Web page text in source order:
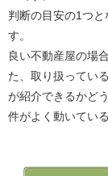
判断の目安の1つ
す。
良い不動産屋の場
た、取り扱ってい
が紹介できるかど
件がよく動いてい